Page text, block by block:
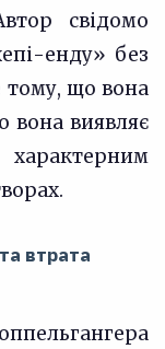
свідомо
енду» без
тому, що вона
вона виявляє
характерним
втрата